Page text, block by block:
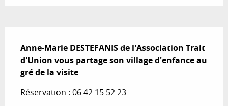
Anne-Marie DESTEFANIS de l'Association Trait
d'Union vous partage son village d'enfance au
gré de la visite
Réservation : 06 42 15 52 23